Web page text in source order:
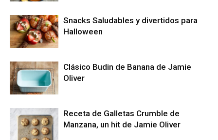
Snacks Saludables y divertidos para
Halloween
Clásico Budin de Banana de Jamie
Oliver
Receta de Galletas Crumble de
Manzana, un hit de Jamie Oliver